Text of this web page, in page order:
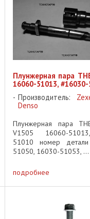
Плунжерная пара
16060-51013, #16030-
Производитель:
Denso
Плунжерная пара
V1505 16060-
51010 номер
51050, 16030-51053, ...
подробнее